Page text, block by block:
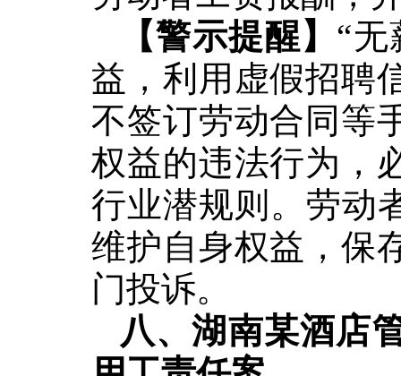
【警示提醒】 “
益，利用虚假招聘
不签订劳动合同等
权益的违法行为 ，
行业潜规则 。劳动
维护自身权益，保
门投诉。
八、湖南某酒店